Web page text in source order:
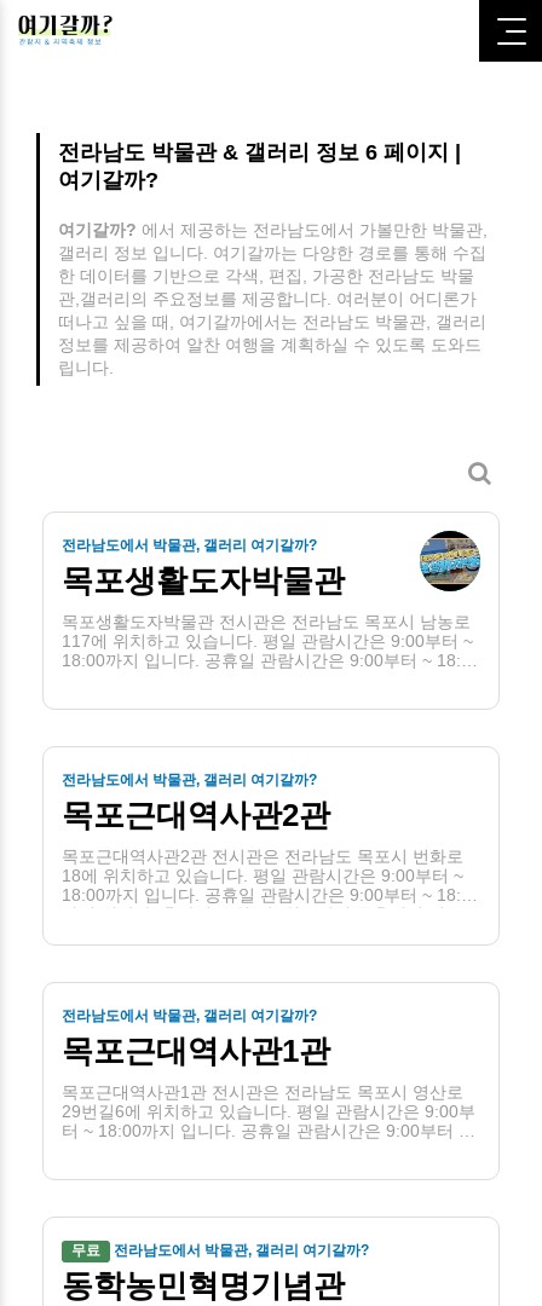
전라남도 박물관 & 갤러리 정보 6 페이지 |
여기갈까?
여기갈까? 에서 제공하는 전라남도에서 가볼만한 박물관,
갤러리 정보 입니다. 여기갈까는 다양한 경로를 통해 수집
한 데이터를 기반으로 각색, 편집, 가공한 전라남도 박물
관,갤러리의 주요정보를 제공합니다. 여러분이 어디론가
떠나고 싶을 때, 여기갈까에서는 전라남도 박물관, 갤러리
정보를 제공하여 알찬 여행을 계획하실 수 있도록 도와드
립니다.
전라남도에서 박물관, 갤러리 여기갈까?
목포생활도자박물관
목포생활도자박물관 전시관은 전라남도 목포시 남농로
117에 위치하고 있습니다. 평일 관람시간은 9:00부터 ~
18:00까지 입니다. 공휴일 관람시간은 9:00부터 ~ 18:00
전라남도에서 박물관, 갤러리 여기갈까?
목포근대역사관2관
목포근대역사관2관 전시관은 전라남도 목포시 번화로
18에 위치하고 있습니다. 평일 관람시간은 9:00부터 ~
18:00까지 입니다. 공휴일 관람시간은 9:00부터 ~ 18:00
까지 입니다. 휴관일은 월(단, 월요일이 공휴일인 경우
전라남도에서 박물관, 갤러리 여기갈까?
목포근대역사관1관
목포근대역사관1관 전시관은 전라남도 목포시 영산로
29번길6에 위치하고 있습니다. 평일 관람시간은 9:00부
터 ~ 18:00까지 입니다. 공휴일 관람시간은 9:00부터 ~
무료 전라남도에서 박물관, 갤러리 여기갈까?
동학농민혁명기념관